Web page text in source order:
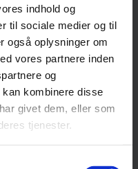
indhold og
til sociale medier og til
også oplysninger om
vores partnere inden
og
kombinere disse
givet dem, eller som
tjenester.